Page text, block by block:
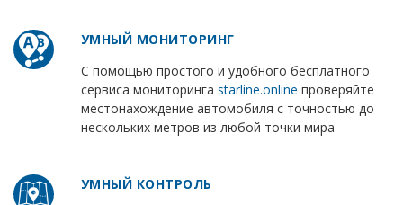
УМНЫЙ МОНИТОРИНГ
С помощью простого и удобного бесплатного
сервиса мониторинга starline.online проверяйте
местонахождение автомобиля с точностью до
нескольких метров из любой точки мира
УМНЫЙ КОНТРОЛЬ